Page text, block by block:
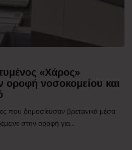
«Χάρος»
νοσοκομείου και
που δημοσίευσαν βρετανικά μέσα
στην οροφή για...